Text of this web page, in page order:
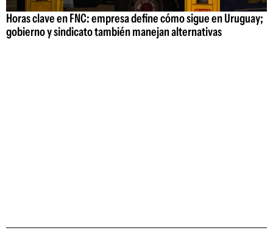
Horas clave en FNC: empresa define cómo sigue en Uruguay;
gobierno y sindicato también manejan alternativas